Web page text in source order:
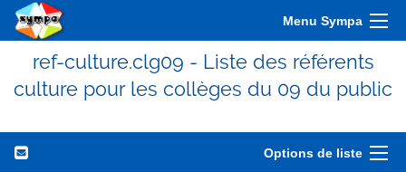
Menu Sympa
ref-culture.clg09 - Liste des référents
culture pour les collèges du 09 du public
Options de liste